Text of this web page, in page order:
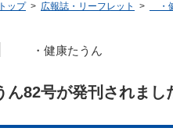
ップ 広報誌・リーフレット ・
・健康たうん
ん82号が発刊されまし